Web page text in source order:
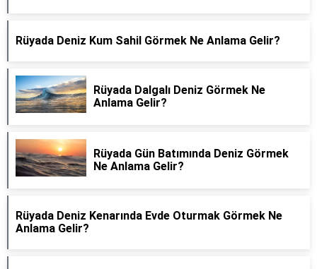
Rüyada Deniz Kum Sahil Görmek Ne Anlama Gelir?
Rüyada Dalgalı Deniz Görmek Ne
Anlama Gelir?
Rüyada Gün Batımında Deniz Görmek
Ne Anlama Gelir?
Rüyada Deniz Kenarında Evde Oturmak Görmek Ne
Anlama Gelir?